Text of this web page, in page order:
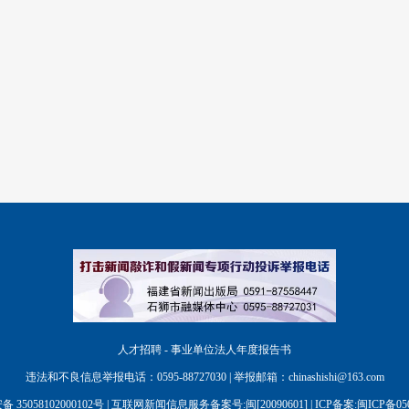
人才招聘 - 事业单位法人年度报告书
违法和不良信息举报电话：0595-88727030 | 举报邮箱：chinashishi@163.com
35058102000102号| 互联网新闻信息服务备案号:闽[20090601] | ICP备案:闽ICP备